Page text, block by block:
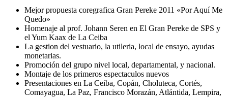
Mejor propuesta coregrafica Gran Pereke 2011 «Por Aquí Me
Quedo»
Homenaje al prof. Johann Seren en El Gran Pereke de SPS y
el Yum Kaax de La Ceiba
La gestion del vestuario, la utileria, local de ensayo, ayudas
monetarias.
Promoción del grupo nivel local, departamental, y nacional.
Montaje de los primeros espectaculos nuevos
Presentaciones en La Ceiba, Copán, Choluteca, Cortés,
Comayagua, La Paz, Francisco Morazán, Atlántida, Lempira,